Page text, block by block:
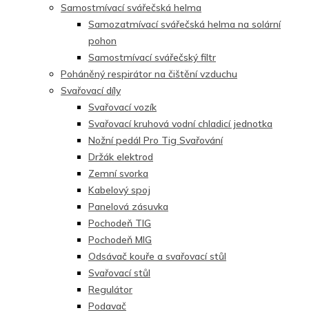
Samostmívací svářečská helma
Samozatmívací svářečská helma na solární
pohon
Samostmívací svářečský filtr
Poháněný respirátor na čištění vzduchu
Svařovací díly
Svařovací vozík
Svařovací kruhová vodní chladicí jednotka
Nožní pedál Pro Tig Svařování
Držák elektrod
Zemní svorka
Kabelový spoj
Panelová zásuvka
Pochodeň TIG
Pochodeň MIG
Odsávač kouře a svařovací stůl
Svařovací stůl
Regulátor
Podavač